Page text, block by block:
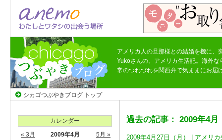
アメリカ人の旦那様との結婚を機に、
Yukoさんの、アメリカ生活記。海外
常のつれづれを関西弁で気ままにお届
シカゴつぶやきブログ トップ
過去の記事： 2009年4月
2009年4月27日（月） | アメリカ
カレンダー
« 3月
2009年4月 5月 »